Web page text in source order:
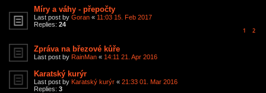
Míry a váhy - přepočty
Last post by Goran « 11:03 15. Feb 2017
Replies: 24
1 2
Zpráva na březové kůře
Last post by RainMan « 14:11 21. Apr 2016
Karatský kurýr
Last post by Karatský kurýr « 21:33 01. Mar 2016
Replies: 3